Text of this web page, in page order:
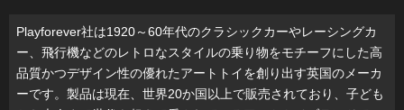
Playforever社は1920～60年代のクラシックカーやレーシングカ
ー、飛行機などのレトロなスタイルの乗り物をモチーフにした高
品質かつデザイン性の優れたアートトイを創り出す英国のメーカ
ーです。製品は現在、世界20か国以上で販売されており、子ども